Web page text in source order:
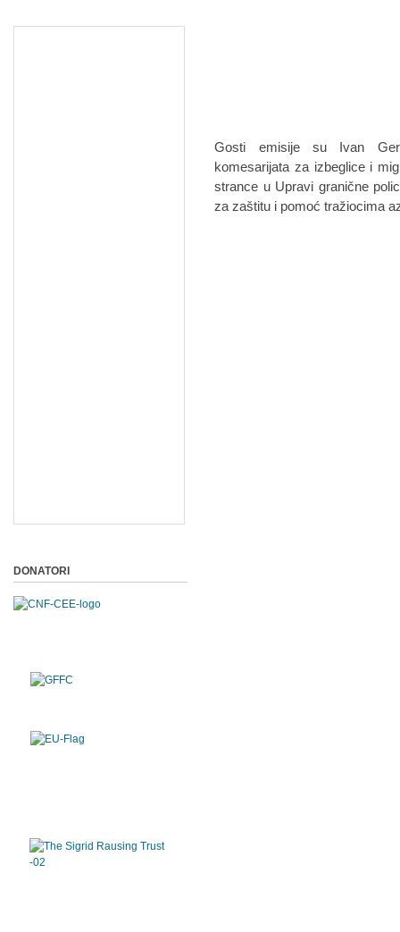
Gosti emisije su Ivan
komesarijata za izbeglice i
strance u Upravi granične
za zaštitu i pomoć tražiocima
DONATORI